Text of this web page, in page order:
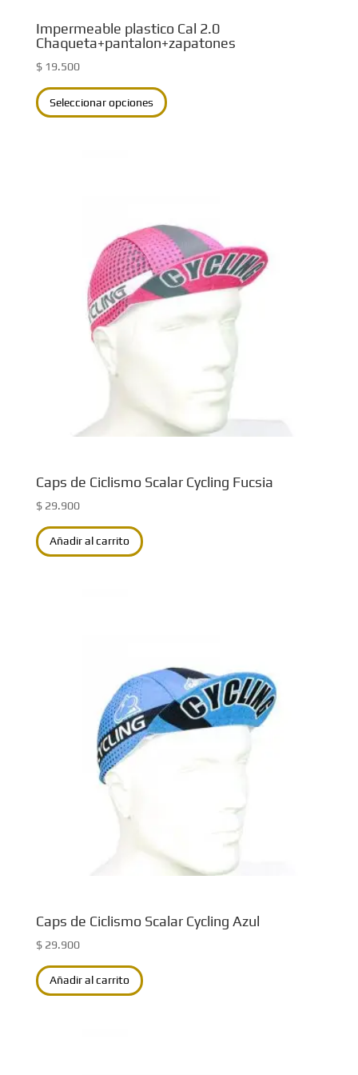
Impermeable plastico Cal 2.0
Chaqueta+pantalon+zapatones
$19.500
Seleccionar opciones
producto
opciones
se
pueden
elegir
producto
Caps de Ciclismo Scalar Cycling Fucsia
$29.900
Añadir al carrito
Caps de Ciclismo Scalar Cycling Azul
$29.900
Añadir al carrito